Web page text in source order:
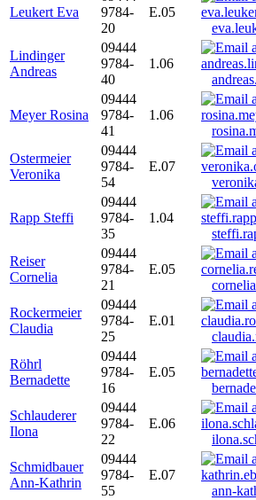
Leukert Eva
9784-
20
E.05
Lindinger
Andreas
09444
9784-
40
1.06
Meyer Rosina
09444
9784-
41
1.06
Ostermeier
Veronika
09444
9784-
54
E.07
Rapp Steffi
09444
9784-
35
1.04
Reiser
Cornelia
09444
9784-
21
E.05
Rockermeier
Claudia
09444
9784-
25
E.01
Röhrl
Bernadette
09444
9784-
16
E.05
Schlauderer
Ilona
09444
9784-
22
E.06
Schmidbauer
Ann-Kathrin
09444
9784-
55
E.07
ann-